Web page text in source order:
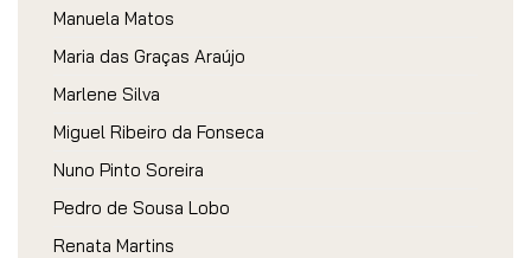
Manuela Matos
Maria das Graças Araújo
Marlene Silva
Miguel Ribeiro da Fonseca
Nuno Pinto Soreira
Pedro de Sousa Lobo
Renata Martins